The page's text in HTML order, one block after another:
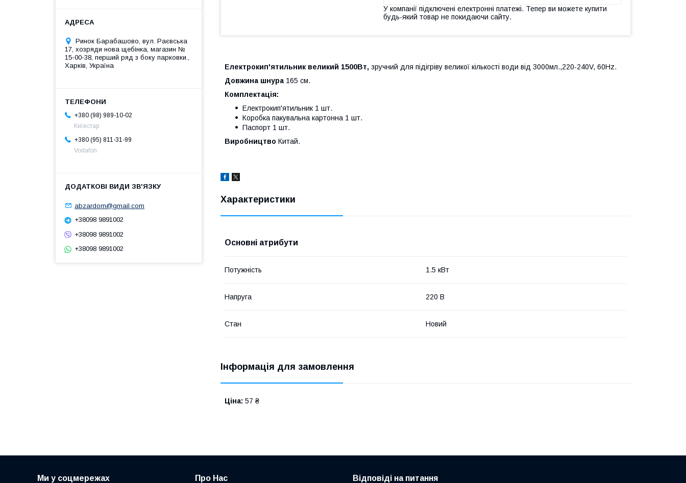
У компанії підключені електронні платежі. Тепер ви можете купити
будь-який товар не покидаючи сайту.
Електрокип'ятильник великий 1500Вт, зручний для підігріву великої кількості води від 3000мл.,220-240V, 60Hz.
Довжина шнура 165 см.
Комплектація:
Електрокип'ятильник 1 шт.
Коробка пакувальна картонна 1 шт.
Паспорт 1 шт.
Виробництво Китай.
Характеристики
Основні атрибути
Потужність 1.5 кВт
Напруга 220 В
Стан Новий
Інформація для замовлення
Ціна: 57 ₴
Ринок Барабашово, вул. Раєвська
17, хозряди нова щебінка, магазин №
15-00-38, перший ряд з боку парковки.,
Харків, Україна
+380 (98) 989-10-02
Київстар
+380 (95) 811-31-99
Vodafon
abzardom@gmail.com
+38098 9891002
+38098 9891002
+38098 9891002
Ми у соцмережах Про Нас Відповіді на питання